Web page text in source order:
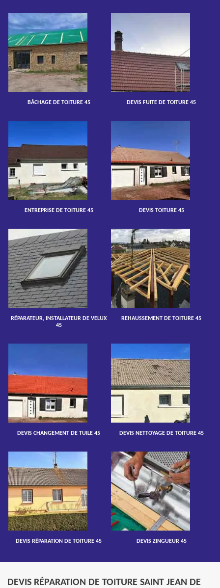
BÂCHAGE DE TOITURE 45 DEVIS FUITE DE TOITURE 45
ENTREPRISE DE TOITURE 45 DEVIS TOITURE 45
RÉPARATEUR, INSTALLATEUR DE VELUX
45
REHAUSSEMENT DE TOITURE 45
DEVIS CHANGEMENT DE TUILE 45 DEVIS NETTOYAGE DE TOITURE 45
DEVIS RÉPARATION DE TOITURE 45 DEVIS ZINGUEUR 45
DEVIS RÉPARATION DE TOITURE SAINT JEAN DE